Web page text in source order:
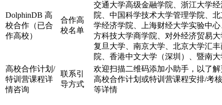
DolphinDB 高
校合作（已合
作高校）
合作高
校名单
交通大学高级金融学院、浙江大学
院、中国科学技术大学管理学院、
学经济学院、上海财经大学实验中
方科技大学商学院、对外经济贸易
复旦大学、南京大学、北京大学汇
院、香港中文大学（深圳）、暨南
高校合作计划/
特训营课程详
情咨询
联系引
导方式
欢迎扫描二维码添加小助手，以了
高校合作计划或特训营课程安排/考
等详情